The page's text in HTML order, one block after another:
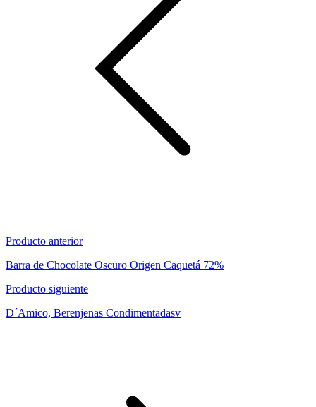
Producto anterior
Barra de Chocolate Oscuro Origen Caquetá 72%
Producto siguiente
D´Amico, Berenjenas Condimentadasv